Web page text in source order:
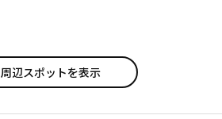
周辺スポットを表示